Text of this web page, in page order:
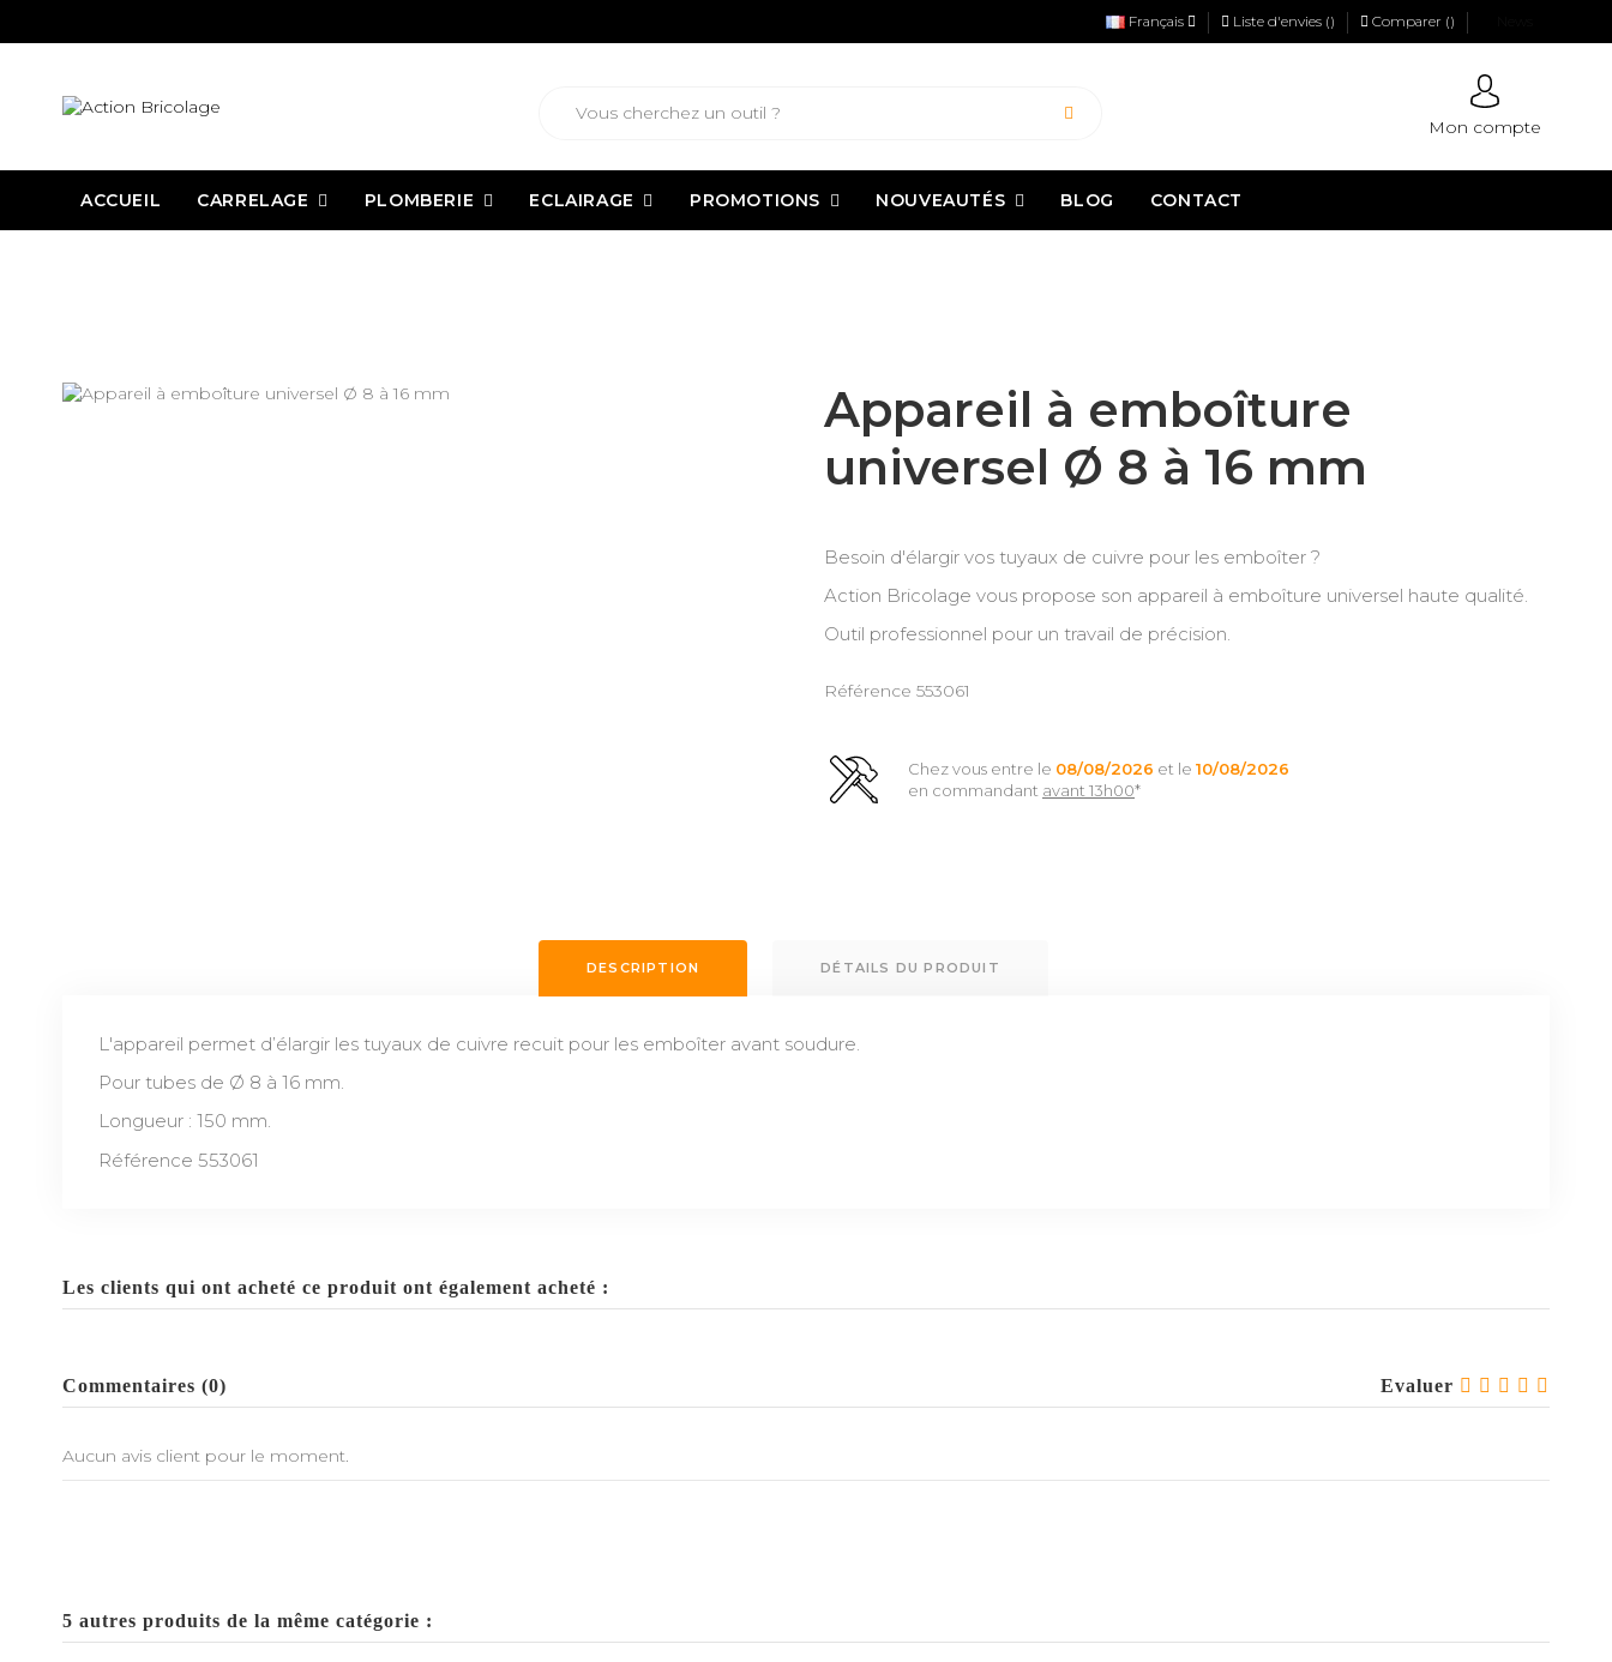
Français Liste d'envies () Comparer ()
Mon compte
ACCUEIL CARRELAGE PLOMBERIE ECLAIRAGE PROMOTIONS NOUVEAUTÉS BLOG CONTACT
Appareil à emboîture
universel Ø 8 à 16 mm
Besoin d'élargir vos tuyaux de cuivre pour les emboîter ?
Action Bricolage vous propose son appareil à emboîture universel haute qualité.
Outil professionnel pour un travail de précision.
Référence 553061
Chez vous entre le 08/08/2026 et le 10/08/2026
en commandant avant 13h00*
DESCRIPTION DÉTAILS DU PRODUIT
L'appareil permet d’élargir les tuyaux de cuivre recuit pour les emboîter avant soudure.
Pour tubes de Ø 8 à 16 mm.
Longueur : 150 mm.
Référence 553061
Les clients qui ont acheté ce produit ont également acheté :
Evaluer
Commentaires (0)
Aucun avis client pour le moment.
5 autres produits de la même catégorie :